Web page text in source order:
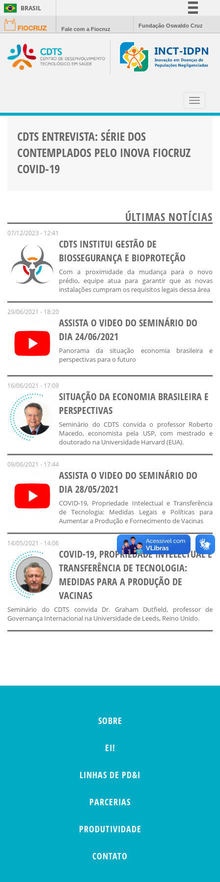
BRASIL
Simplifique!
Participe
Acesso à informação
Fale com a Fiocruz
Fundação Oswaldo Cruz
Toggle
CDTS ENTREVISTA: SÉRIE DOS
CONTEMPLADOS PELO INOVA FIOCRUZ
COVID-19
ÚLTIMAS NOTÍCIAS
07/12/2023 - 12:41
CDTS INSTITUI GESTÃO DE
BIOSSEGURANÇA E BIOPROTEÇÃO
Com a proximidade da mudança para o novo
prédio, equipe atua para garantir que as novas
instalações cumpram os requisitos legais dessa área
29/06/2021 - 18:20
ASSISTA O VIDEO DO SEMINÁRIO DO
DIA 24/06/2021
Panorama da situação economia brasileira e
perspectivas para o futuro
16/06/2021 - 17:09
SITUAÇÃO DA ECONOMIA BRASILEIRA E
PERSPECTIVAS
Seminário do CDTS convida o professor Roberto
Macedo, economista pela USP, com mestrado e
doutorado na Universidade Harvard (EUA).
09/06/2021 - 17:44
ASSISTA O VIDEO DO SEMINÁRIO DO
DIA 28/05/2021
COVID-19, Propriedade Intelectual e Transferência
de Tecnologia: Medidas Legais e Políticas para
Aumentar a Produção e Fornecimento de Vacinas
14/05/2021 - 14:06
COVID-19, PROPRIEDADE INTELECTUAL E
TRANSFERÊNCIA DE TECNOLOGIA:
MEDIDAS PARA A PRODUÇÃO DE
VACINAS
Seminário do CDTS convida Dr. Graham Dutfield, professor de
Governança Internacional na Universidade de Leeds, Reino Unido.
SOBRE
EI!
LINHAS DE PD&I
PARCERIAS
PRODUTIVIDADE
CONTATO